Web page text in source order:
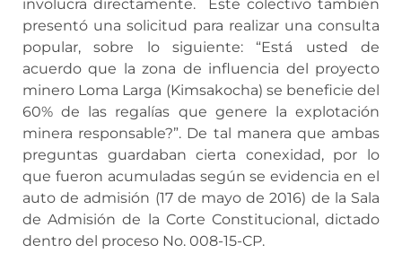
involucra directamente. Este colectivo también
presentó una solicitud para realizar una consulta
popular, sobre lo siguiente: “Está usted de
acuerdo que la zona de influencia del proyecto
minero Loma Larga (Kimsakocha) se beneficie del
60% de las regalías que genere la explotación
minera responsable?”. De tal manera que ambas
preguntas guardaban cierta conexidad, por lo
que fueron acumuladas según se evidencia en el
auto de admisión (17 de mayo de 2016) de la Sala
de Admisión de la Corte Constitucional, dictado
dentro del proceso No. 008-15-CP.